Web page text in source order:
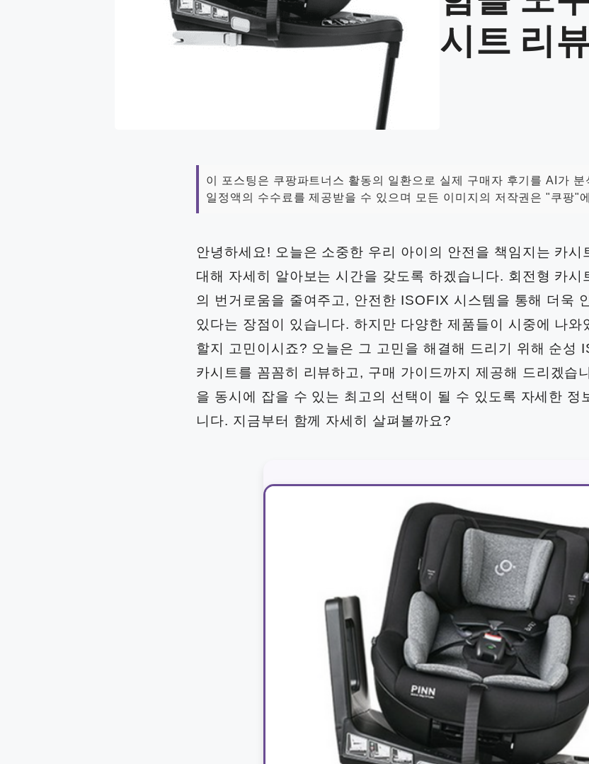
시트 리
이 포스팅은 쿠팡파트너스 활동의 일환으로 실제 구매자 후기를 AI가
일정액의 수수료를 제공받을 수 있으며 모든 이미지의 저작권은 "쿠팡"
안녕하세요! 오늘은 소중한 우리 아이의 안전을 책임지는 카시
대해 자세히 알아보는 시간을 갖도록 하겠습니다. 회전형 카시
의 번거로움을 줄여주고, 안전한 ISOFIX 시스템을 통해 더욱
있다는 장점이 있습니다. 하지만 다양한 제품들이 시중에 나
할지 고민이시죠? 오늘은 그 고민을 해결해 드리기 위해 순성
카시트를 꼼꼼히 리뷰하고, 구매 가이드까지 제공해 드리겠습
을 동시에 잡을 수 있는 최고의 선택이 될 수 있도록 자세한 정
니다. 지금부터 함께 자세히 살펴볼까요?